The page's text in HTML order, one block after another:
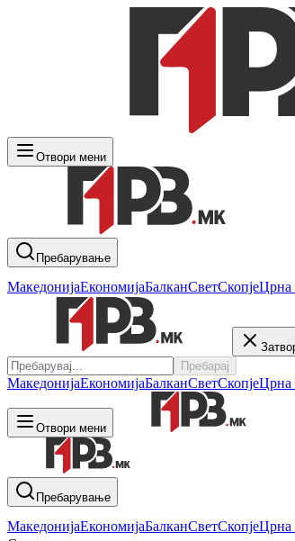
Отвори мени
Пребарување
МакедонијаЕкономијаБалканСветСкопјеЦрна
Пребарај
МакедонијаЕкономијаБалканСветСкопјеЦрна
Отвори мени
Пребарување
МакедонијаЕкономијаБалканСветСкопјеЦрна